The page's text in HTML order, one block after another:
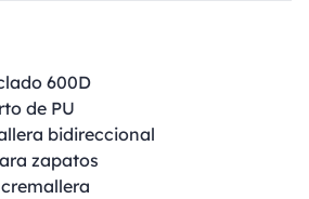
600D
de PU
bidireccional
zapatos